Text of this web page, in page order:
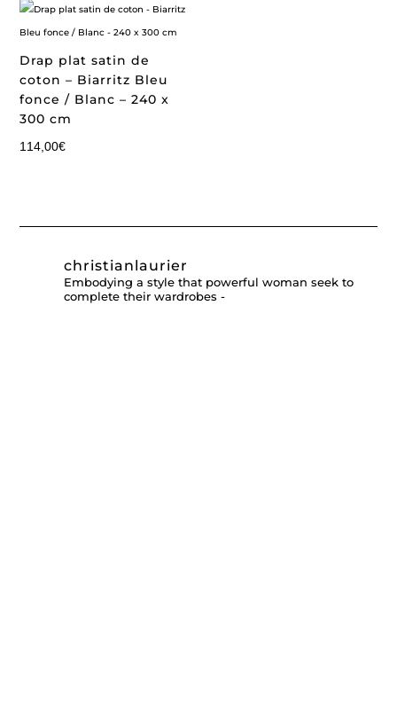
Drap plat satin de
coton – Biarritz Bleu
fonce / Blanc – 240 x
300 cm
114,00€
christianlaurier
Embodying a style that powerful woman seek to
complete their wardrobes -